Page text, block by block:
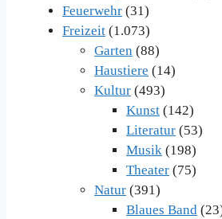
Feuerwehr (31)
Freizeit (1.073)
Garten (88)
Haustiere (14)
Kultur (493)
Kunst (142)
Literatur (53)
Musik (198)
Theater (75)
Natur (391)
Blaues Band